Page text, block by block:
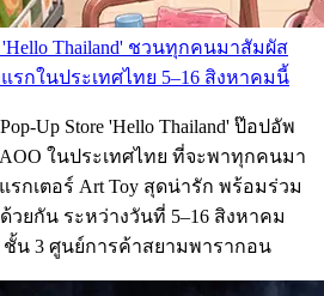
'Hello Thailand' ชวนทุกคนมาสัมผัส
รกในประเทศไทย 5–16 สิงหาคมนี้
Up Store 'Hello Thailand' ป๊อปอัพ
ในประเทศไทย ที่จะพาทุกคนมา
กเตอร์ Art Toy สุดน่ารัก พร้อมร่วม
วยกัน ระหว่างวันที่ 5–16 สิงหาคม
ชั้น 3 ศูนย์การค้าสยามพารากอน